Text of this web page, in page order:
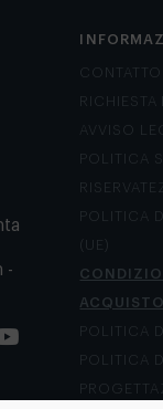
-
CONTATTO
RICHIESTA
AVVISO
POLITICA
POLITICA
ACQUISTO
POLITICA
POLITICA